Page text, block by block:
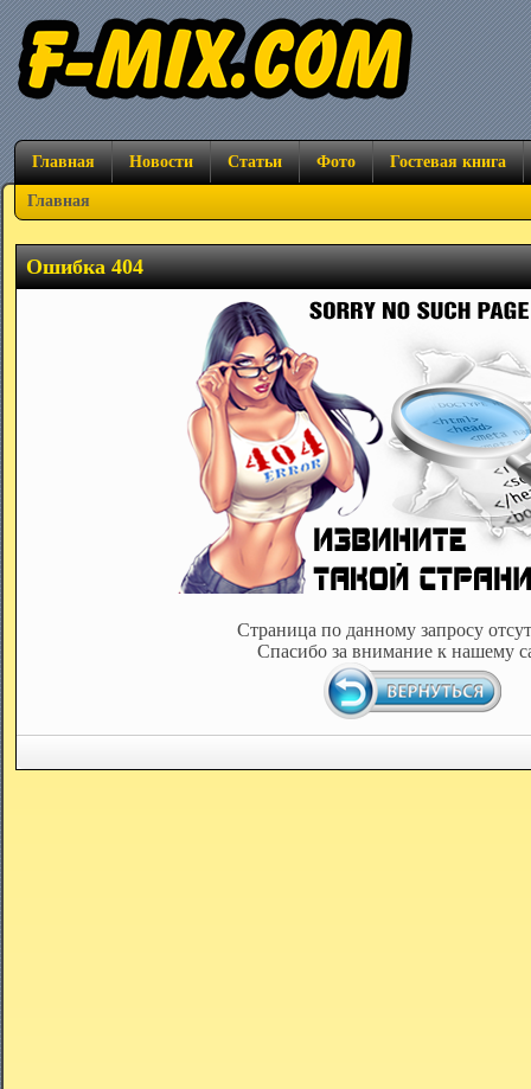
Главная Новости Статьи Фото Гостевая книга
Главная
Ошибка 404
Страница по данному запросу
Спасибо за внимание к нашему